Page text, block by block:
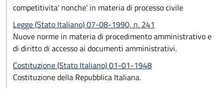
competitivita' nonche' in materia di processo civile
Legge (Stato Italiano) 07-08-1990, n. 241
Nuove norme in materia di procedimento amministrativo e
di diritto di accesso ai documenti amministrativi.
Costituzione (Stato Italiano) 01-01-1948
Costituzione della Repubblica Italiana.